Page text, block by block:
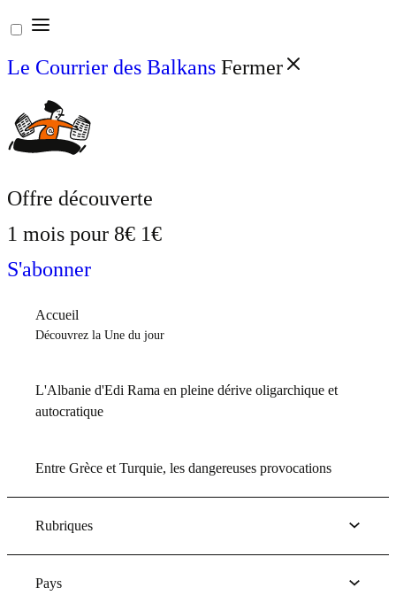
Aller
au
contenu
Le Courrier des Balkans Fermer
Offre découverte
1 mois pour 8€ 1€
S'abonner
Accueil
Découvrez la Une du jour
L'Albanie d'Edi Rama en pleine dérive oligarchique et
autocratique
Entre Grèce et Turquie, les dangereuses provocations
Rubriques
Pays